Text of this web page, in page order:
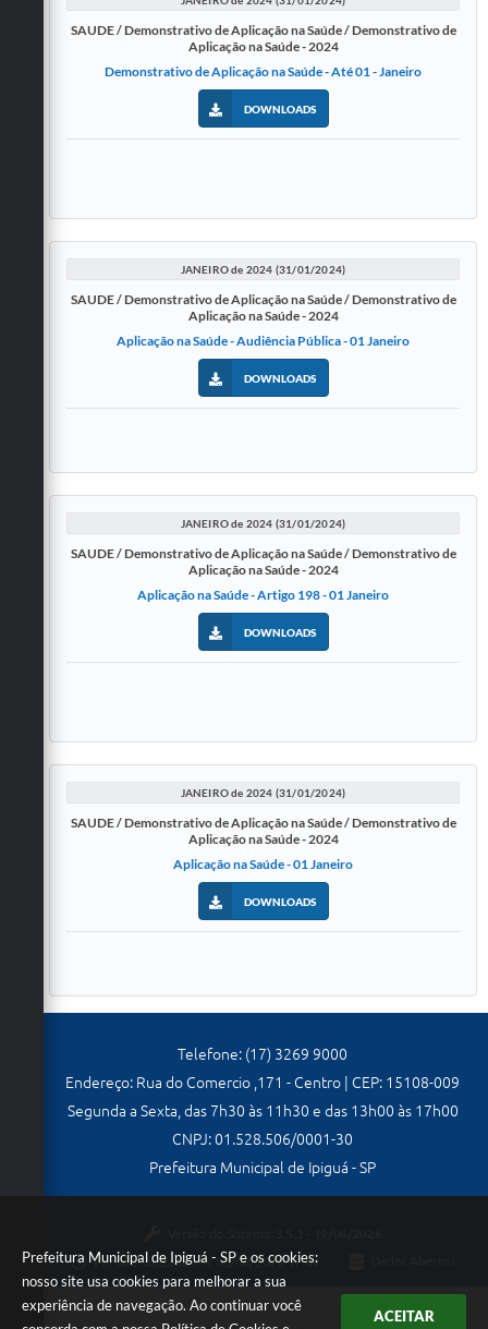
Prefeitura Municipal de Ipiguá - SP e os cookies:
nosso site usa cookies para melhorar a sua
experiência de navegação. Ao continuar você
ACEITAR
SAUDE / Demonstrativo de Aplicação na Saúde / Demonstrativo de
Aplicação na Saúde - 2024
Demonstrativo de Aplicação na Saúde - Até 01 - Janeiro
DOWNLOADS
JANEIRO de 2024 (31/01/2024)
SAUDE / Demonstrativo de Aplicação na Saúde / Demonstrativo de
Aplicação na Saúde - 2024
Aplicação na Saúde - Audiência Pública - 01 Janeiro
DOWNLOADS
JANEIRO de 2024 (31/01/2024)
SAUDE / Demonstrativo de Aplicação na Saúde / Demonstrativo de
Aplicação na Saúde - 2024
Aplicação na Saúde - Artigo 198 - 01 Janeiro
DOWNLOADS
JANEIRO de 2024 (31/01/2024)
SAUDE / Demonstrativo de Aplicação na Saúde / Demonstrativo de
Aplicação na Saúde - 2024
Aplicação na Saúde - 01 Janeiro
DOWNLOADS
Telefone: (17) 3269 9000
Endereço: Rua do Comercio ,171 - Centro | CEP: 15108-009
Segunda a Sexta, das 7h30 às 11h30 e das 13h00 às 17h00
CNPJ: 01.528.506/0001-30
Prefeitura Municipal de Ipiguá - SP
Portal atualizado em:03/08/2026 17:44